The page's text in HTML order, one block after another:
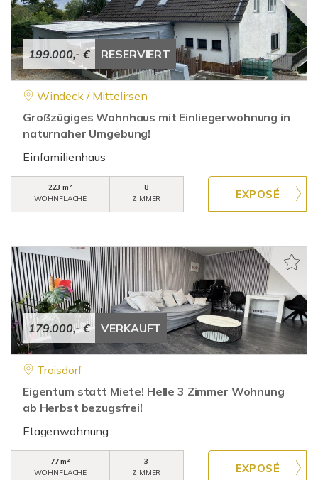
199.000,- € RESERVIERT
Windeck / Mittelirsen
Großzügiges Wohnhaus mit Einliegerwohnung in
naturnaher Umgebung!
Einfamilienhaus
223 m²
WOHNFLÄCHE
8
ZIMMER
179.000,- € VERKAUFT
Troisdorf
Eigentum statt Miete! Helle 3 Zimmer Wohnung
ab Herbst bezugsfrei!
Etagenwohnung
77 m²
WOHNFLÄCHE
3
ZIMMER